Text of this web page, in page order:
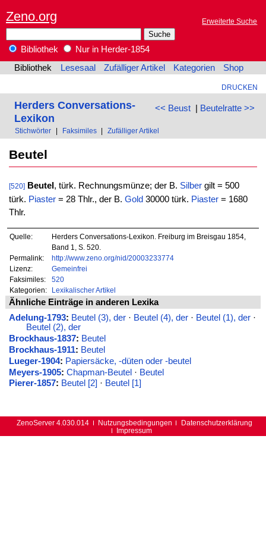
Zeno.org Erweiterte Suche
Bibliothek
Nur in Herder-1854
Bibliothek
Lesesaal Zufälliger Artikel Kategorien Shop
DRUCKEN
<< Beust| Beutelratte >>
Herders Conversations-
Lexikon
Stichwörter Faksimiles Zufälliger Artikel
Beutel
[520] Beutel , türk. Rechnungsmünze; der B. Silbergilt = 500
türk. Piaster= 28 Thlr., der B. Gold 30000 türk. Piaster= 1680
Thlr.
Quelle:
Herders Conversations-Lexikon. Freiburg im Breisgau 1854,
Band 1, S. 520.
Permalink:
http://www.zeno.org/nid/20003233774
Lizenz:
Gemeinfrei
Faksimiles:
520
Kategorien:
Lexikalischer Artikel
Ähnliche Einträge in anderen Lexika
Adelung-1793: Beutel (3), der· Beutel (4), der· Beutel (1), der·
Beutel (2), der
Brockhaus-1837: Beutel
Brockhaus-1911: Beutel
Lueger-1904: Papiersäcke, -düten oder -beutel
Meyers-1905: Chapman-Beutel· Beutel
Pierer-1857: Beutel [2] · Beutel [1]
ZenoServer 4.030.014 Nutzungsbedingungen
Datenschutzerklärung
Impressum